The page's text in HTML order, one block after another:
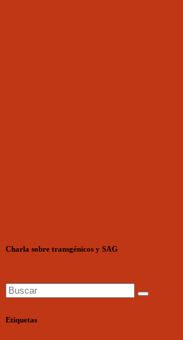
Charla sobre transgénicos y SAG
Etiquetas